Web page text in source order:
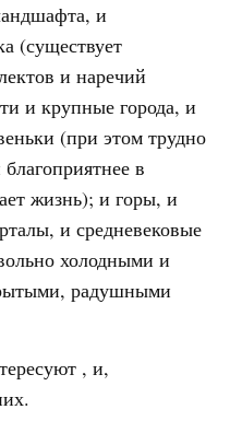
и
(существует
и наречий
и крупные города, и
(при этом трудно
в
жизнь); и горы, и
и средневековые
холодными и
радушными
, и,